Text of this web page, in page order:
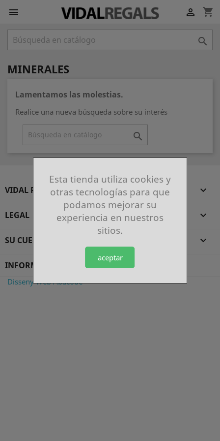
 shopping_cart


MINERALES
Lamentamos las molestias.
Realice una nueva búsqueda sobre su interés

Esta tienda utiliza cookies y
otras tecnologías para que
podamos mejorar su
experiencia en nuestros
sitios.
aceptar
VIDAL REGALS 
LEGAL 
SU CUENTA 
INFORMACIÓN DE LA TIENDA
Disseny Web Abacode